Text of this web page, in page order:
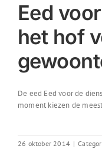
Eed
het hof
De eed Eed voor de
moment kiezen de
26 oktober 2014 |